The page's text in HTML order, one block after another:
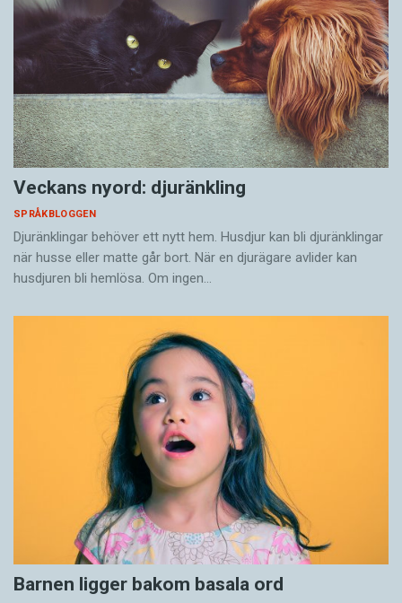
Veckans nyord: djuränkling
SPRÅKBLOGGEN
Djuränklingar behöver ett nytt hem. Husdjur kan bli djuränklingar
när husse eller matte går bort. När en djurägare avlider kan
husdjuren bli hemlösa. Om ingen…
Barnen ligger bakom basala ord